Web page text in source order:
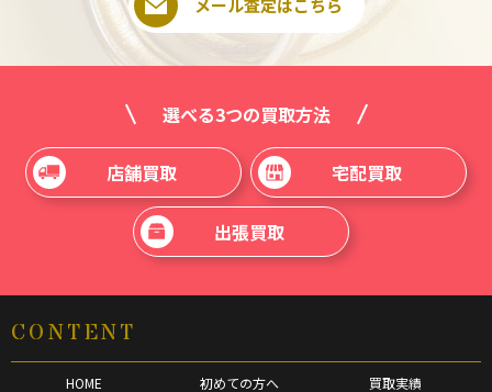
選べる3つの買取方法
店舗買取 宅配買取
出張買取
CONTENT
HOME 初めての方へ 買取実績